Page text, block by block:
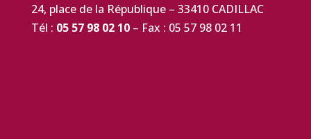
24, place de la République – 33410 CADILLAC
Tél : 05 57 98 02 10– Fax : 05 57 98 02 11